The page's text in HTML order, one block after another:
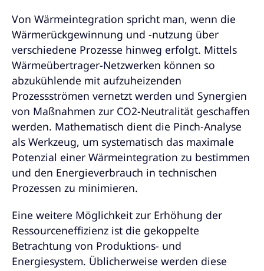
Von Wärmeintegration spricht man, wenn die
Wärmerückgewinnung und -nutzung über
verschiedene Prozesse hinweg erfolgt. Mittels
Wärmeübertrager-Netzwerken können so
abzukühlende mit aufzuheizenden
Prozessströmen vernetzt werden und Synergien
von Maßnahmen zur CO2-Neutralität geschaffen
werden. Mathematisch dient die Pinch-Analyse
als Werkzeug, um systematisch das maximale
Potenzial einer Wärmeintegration zu bestimmen
und den Energieverbrauch in technischen
Prozessen zu minimieren.
Eine weitere Möglichkeit zur Erhöhung der
Ressourceneffizienz ist die gekoppelte
Betrachtung von Produktions- und
Energiesystem. Üblicherweise werden diese